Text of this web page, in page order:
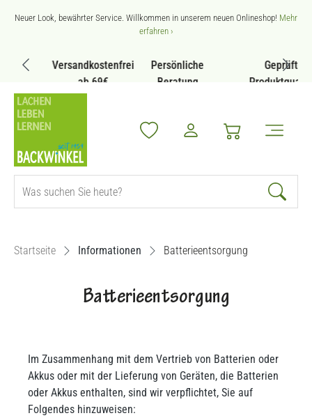
Zum Hauptinhalt springen
Neuer Look, bewährter Service. Willkommen in unserem neuen Onlineshop! Mehr
erfahren ›
Versandkostenfrei
ab 69€
Persönliche
Beratung
Geprüfte
Produktqualität
Startseite Informationen Batterieentsorgung
Batterieentsorgung
Im Zusammenhang mit dem Vertrieb von Batterien oder
Akkus oder mit der Lieferung von Geräten, die Batterien
oder Akkus enthalten, sind wir verpflichtet, Sie auf
Folgendes hinzuweisen: